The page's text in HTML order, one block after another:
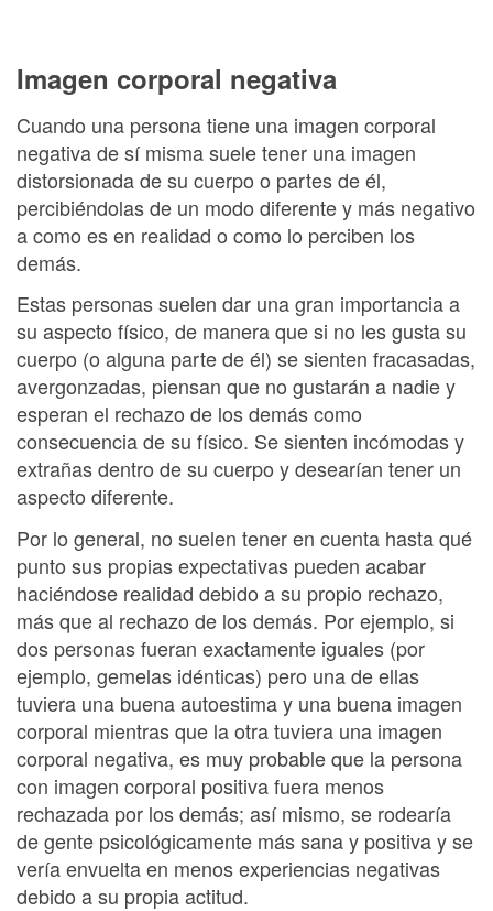
Imagen corporal negativa
Cuando una persona tiene una imagen corporal
negativa de sí misma suele tener una imagen
distorsionada de su cuerpo o partes de él,
percibiéndolas de un modo diferente y más negativo
a como es en realidad o como lo perciben los
demás.
Estas personas suelen dar una gran importancia a
su aspecto físico, de manera que si no les gusta su
cuerpo (o alguna parte de él) se sienten fracasadas,
avergonzadas, piensan que no gustarán a nadie y
esperan el rechazo de los demás como
consecuencia de su físico. Se sienten incómodas y
extrañas dentro de su cuerpo y desearían tener un
aspecto diferente.
Por lo general, no suelen tener en cuenta hasta qué
punto sus propias expectativas pueden acabar
haciéndose realidad debido a su propio rechazo,
más que al rechazo de los demás. Por ejemplo, si
dos personas fueran exactamente iguales (por
ejemplo, gemelas idénticas) pero una de ellas
tuviera una buena autoestima y una buena imagen
corporal mientras que la otra tuviera una imagen
corporal negativa, es muy probable que la persona
con imagen corporal positiva fuera menos
rechazada por los demás; así mismo, se rodearía
de gente psicológicamente más sana y positiva y se
vería envuelta en menos experiencias negativas
debido a su propia actitud.